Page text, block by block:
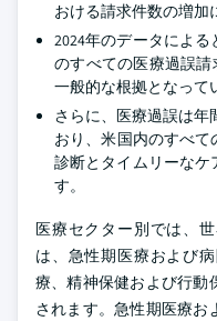
おける請求件数の増加
2024年のデータによ
のすべての医療過誤請
一般的な根拠となって
さらに、医療過誤は年
おり、米国内のすべて
診断とタイムリーなケ
す。
医療セクター別では、
は、急性期医療および
療、精神保健および行動
されます。急性期医療お